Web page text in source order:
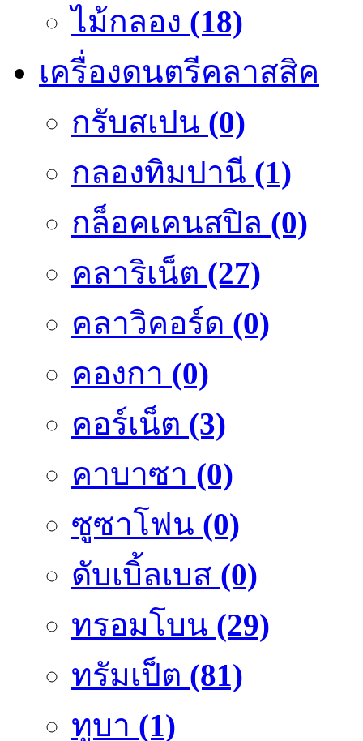
ไม้กลอง (18)
เครื่องดนตรีคลาสสิค
กรับสเปน (0)
กลองทิมปานี (1)
กล็อคเคนสปิล (0)
คลาริเน็ต (27)
คลาวิคอร์ด (0)
คองกา (0)
คอร์เน็ต (3)
คาบาซา (0)
ซูซาโฟน (0)
ดับเบิ้ลเบส (0)
ทรอมโบน (29)
ทรัมเป็ต (81)
ทูบา (1)